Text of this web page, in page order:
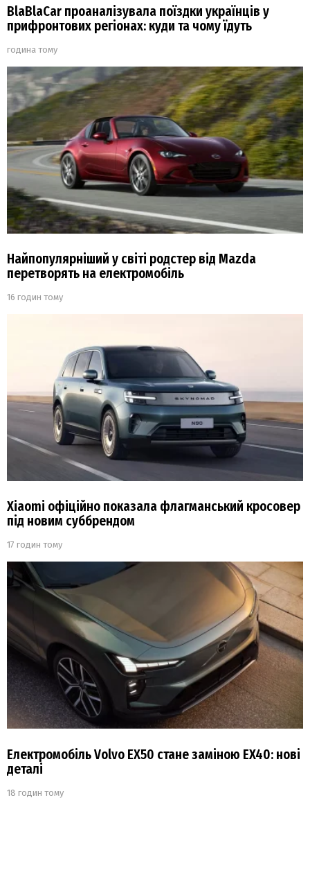
BlaBlaCar проаналізувала поїздки українців у
прифронтових регіонах: куди та чому їдуть
година тому
Найпопулярніший у світі родстер від Mazda
перетворять на електромобіль
16 годин тому
Xiaomi офіційно показала флагманський кросовер
під новим суббрендом
17 годин тому
Електромобіль Volvo EX50 стане заміною EX40: нові
деталі
18 годин тому